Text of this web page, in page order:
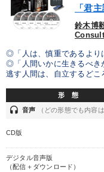
「君
鈴木博
◎「人は、慎重であるより
◎「人間いかに生きるべき
逃す人間は、自立するど
形 態
headset 音声 （どの形態でも内容
CD版
デジタル音声版
（配信＋ダウンロード）